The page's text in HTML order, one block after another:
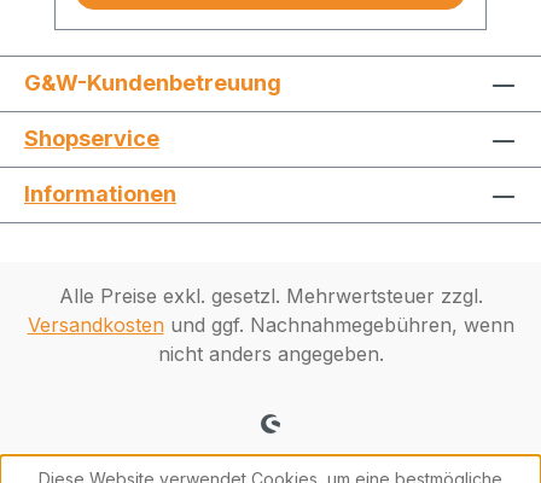
G&W-Kundenbetreuung
Shopservice
Informationen
Alle Preise exkl. gesetzl. Mehrwertsteuer zzgl.
Versandkostenund ggf. Nachnahmegebühren, wenn
nicht anders angegeben.
Diese Website verwendet Cookies, um eine bestmögliche